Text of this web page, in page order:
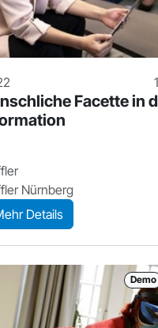
Facette in
Nürnberg
Details
Demo